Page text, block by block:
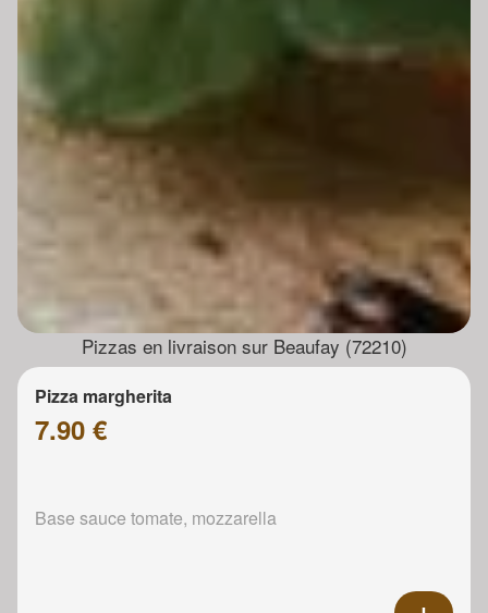
Pizzas en livraison sur Beaufay (72210)
Pizza margherita
7.90 €
Base sauce tomate, mozzarella